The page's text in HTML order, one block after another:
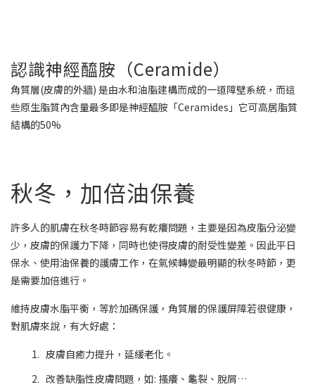
認識神經醯胺（Ceramide）
角質層(皮膚的外牆) 是由水和油脂建構而成的一道障壁系統，而這
些原生脂質內含量最多即是神經醯胺「Ceramides 」它可高居脂質
結構的50%
秋冬，加倍油保養
許多人的肌膚在秋冬時節容易有乾癢問題，主要是因為皮脂分泌變
少，皮膚的保護力下降，同時也使得皮膚的耐受性變差。因此平日
保水、使用油保養的護膚工作，在氣候轉變最明顯的秋冬時節，更
是需要加倍進行。
維持皮膚水脂平衡，等於加碼保護，角質層的保護屏障若很健康，
對肌膚來說，有大好處：
1. 皮膚自癒力提升，延緩老化。
2. 改善缺脂性皮膚問題，如: 搔癢、龜裂、脫屑…